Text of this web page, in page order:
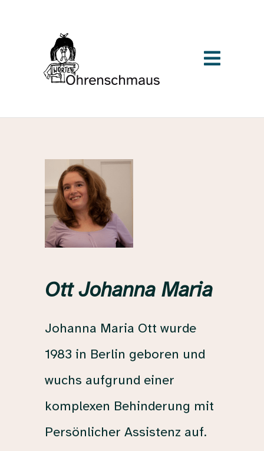
Ott Johanna Maria
Johanna Maria Ott wurde
1983 in Berlin geboren und
wuchs aufgrund einer
komplexen Behinderung mit
Persönlicher Assistenz auf.